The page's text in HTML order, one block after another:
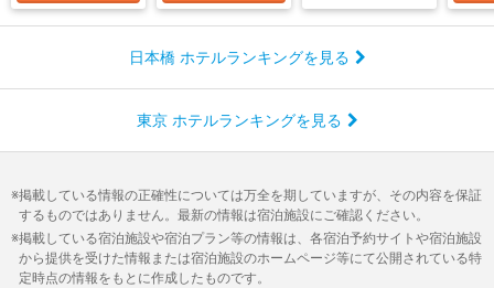
日本橋 ホテルランキングを見る
東京 ホテルランキングを見る
掲載している情報の正確性については万全を期していますが、その内容を保証
するものではありません。最新の情報は宿泊施設にご確認ください。
掲載している宿泊施設や宿泊プラン等の情報は、各宿泊予約サイトや宿泊施設
から提供を受けた情報または宿泊施設のホームページ等にて公開されている特
定時点の情報をもとに作成したものです。